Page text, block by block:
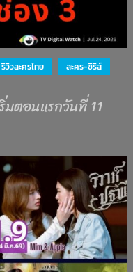
รีวิวละครไทย
ละคร-ซีรีส์
มตอนแรกวันที่ 11